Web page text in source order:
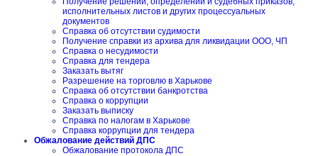
исполнительных листов и других процессуальных
документов
Справка об отсутствии судимости
Получение справки из архива для ликвидации ООО, ЧП
Справка о несудимости
Справка для тендера
Заказать вытяг
Разрешение на торговлю в Харькове
Справка об отсутствии банкротства
Справка о коррупции
Заказать выписку
Справка по налогам в Харькове
Справка коррупции для тендера
Обжалование действий ДПС
Обжалование протокола ДПС